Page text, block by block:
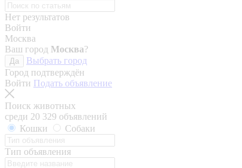
Нет результатов
Войти
Москва
Ваш город Москва?
Да
Выбрать город
Город подтверждён
Войти Подать объявление
Поиск животных
среди 20 329 объявлений
Кошки
Собаки
Тип объявления